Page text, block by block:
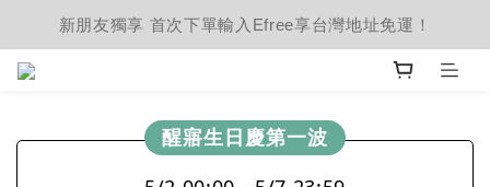
新朋友獨享 首次下單輸入Efree享台灣地址免運！
醒寤生日慶第一波